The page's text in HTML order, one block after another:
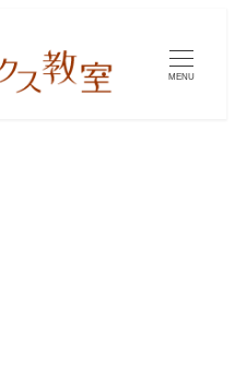
MENU